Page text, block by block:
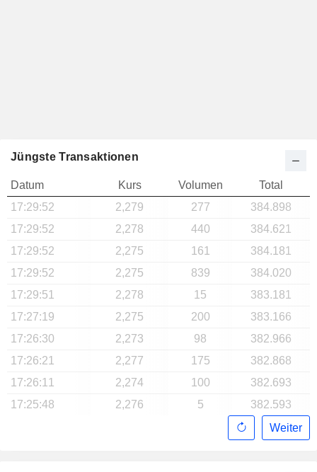
Jüngste Transaktionen
Datum Kurs Volumen
Total
17:29:52
2,279 277
384.898
17:29:52
2,278 440
384.621
17:29:52
2,275 161
384.181
17:29:52
2,275 839
384.020
17:29:51
2,278 15
383.181
17:27:19
2,275 200
383.166
17:26:30
2,273 98
382.966
17:26:21
2,277 175
382.868
17:26:11
2,274 100
382.693
17:25:48
2,276 5
382.593
Weiter